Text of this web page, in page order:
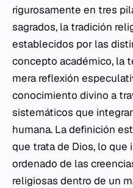
rigurosamente en tres
sagrados, la tradición
establecidos por las
concepto académico, la
mera reflexión
conocimiento divino a
sistemáticos que
humana. La definición
que trata de Dios, lo
ordenado de las
religiosas dentro de un